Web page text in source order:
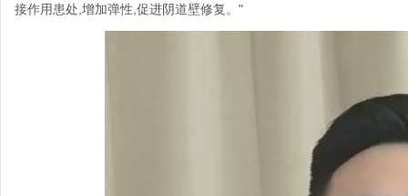
接作用患处,增加弹性,促进阴道壁修复。"